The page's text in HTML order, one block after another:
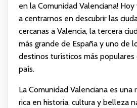
en la Comunidad Valenciana! Hoy
a centrarnos en descubrir las
cercanas a Valencia, la tercera
más grande de España y uno de
destinos turísticos más populares
país.
La Comunidad Valenciana es una
rica en historia, cultura y belleza